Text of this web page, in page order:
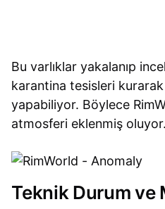
Bu varlıklar yakalanıp
karantina tesisleri
yapabiliyor. Böylece
atmosferi eklenmiş oluyor.
Teknik Durum ve